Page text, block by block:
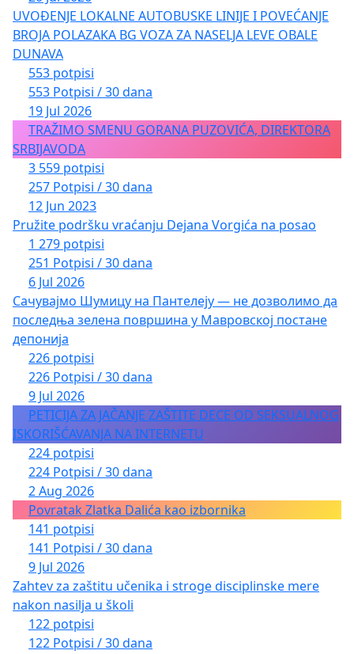
UVOĐENJE LOKALNE AUTOBUSKE LINIJE I POVEĆANJE
BROJA POLAZAKA BG VOZA ZA NASELJA LEVE OBALE
DUNAVA
553 potpisi
553 Potpisi / 30 dana
19 Jul 2026
TRAŽIMO SMENU GORANA PUZOVIĆA, DIREKTORA
SRBIJAVODA
3 559 potpisi
257 Potpisi / 30 dana
12 Jun 2023
Pružite podršku vraćanju Dejana Vorgića na posao
1 279 potpisi
251 Potpisi / 30 dana
6 Jul 2026
Сачувајмо Шумицу на Пантелеју — не дозволимо да
последња зелена површина у Мавровској постане
депонија
226 potpisi
226 Potpisi / 30 dana
9 Jul 2026
PETICIJA ZA JAČANJE ZAŠTITE DECE OD SEKSUALNOG
ISKORIŠĆAVANJA NA INTERNETU
224 potpisi
224 Potpisi / 30 dana
2 Aug 2026
Povratak Zlatka Dalića kao izbornika
141 potpisi
141 Potpisi / 30 dana
9 Jul 2026
Zahtev za zaštitu učenika i stroge disciplinske mere
nakon nasilja u školi
122 potpisi
122 Potpisi / 30 dana